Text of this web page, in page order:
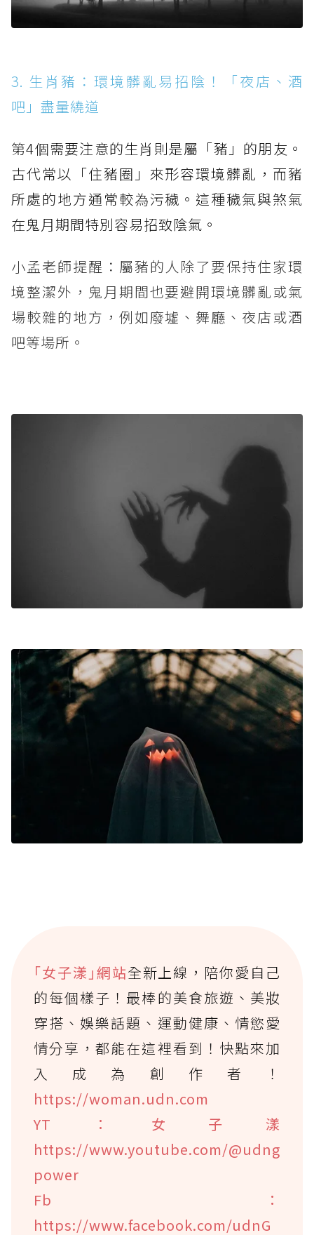
3. 生肖豬：環境髒亂易招陰！「夜店、酒
吧」盡量繞道
第4個需要注意的生肖則是屬「豬」的朋友。
古代常以「住豬圈」來形容環境髒亂，而豬
所處的地方通常較為污穢。這種穢氣與煞氣
在鬼月期間特別容易招致陰氣。
小孟老師提醒：屬豬的人除了要保持住家環
境整潔外，鬼月期間也要避開環境髒亂或氣
場較雜的地方，例如廢墟、舞廳、夜店或酒
吧等場所。
｢女子漾｣網站全新上線，陪你愛自己
的每個樣子！最棒的美食旅遊、美妝
穿搭、娛樂話題、運動健康、情慾愛
情分享，都能在這裡看到！快點來加
入成為創作者！
https://woman.udn.com
YT：女子漾
https://www.youtube.com/@udng
power
Fb：
https://www.facebook.com/udnG